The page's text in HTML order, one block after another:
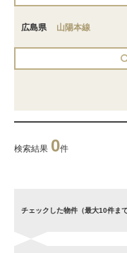
広島県 山陽本線
検索結果 0件
チェックした物件（最大10件ま